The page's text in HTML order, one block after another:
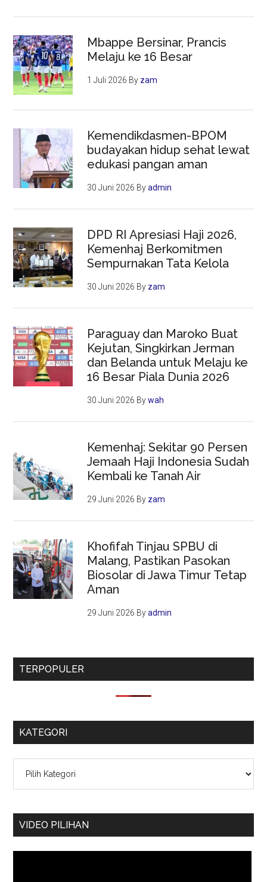
Mbappe Bersinar, Prancis
Melaju ke 16 Besar
1 Juli 2026 By zam
Kemendikdasmen-BPOM
budayakan hidup sehat lewat
edukasi pangan aman
30 Juni 2026 Byadmin
DPD RI Apresiasi Haji 2026,
Kemenhaj Berkomitmen
Sempurnakan Tata Kelola
30 Juni 2026 By zam
Paraguay dan Maroko Buat
Kejutan, Singkirkan Jerman
dan Belanda untuk Melaju ke
16 Besar Piala Dunia 2026
30 Juni 2026 Bywah
Kemenhaj: Sekitar 90 Persen
Jemaah Haji Indonesia Sudah
Kembali ke Tanah Air
29 Juni 2026 By zam
Khofifah Tinjau SPBU di
Malang, Pastikan Pasokan
Biosolar di Jawa Timur Tetap
Aman
29 Juni 2026 Byadmin
TERPOPULER
KATEGORI
VIDEO PILIHAN